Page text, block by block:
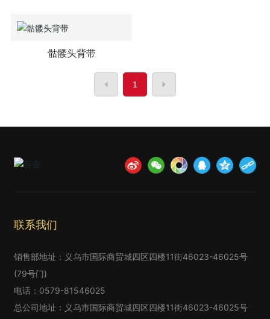
骷髅头背带
1
联系我们
销售部地址：义乌市国际商贸城四区四楼11街46023-46025号
(79号门)
电话： 0579-81546025
总公司地址：义乌市国际商贸城四区四楼11街46023-46025号